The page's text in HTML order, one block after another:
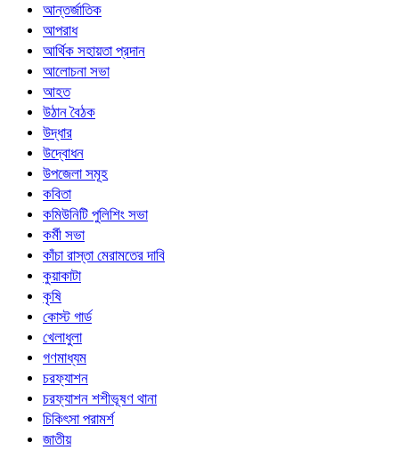
আন্তর্জাতিক
আপরাধ
আর্থিক সহায়তা প্রদান
আলোচনা সভা
আহত
উঠান বৈঠক
উদ্ধার
উদ্বোধন
উপজেলা সমূহ
কবিতা
কমিউনিটি পুলিশিং সভা
কর্মী সভা
কাঁচা রাস্তা মেরামতের দাবি
কুয়াকাটা
কৃষি
কোস্ট গার্ড
খেলাধুলা
গণমাধ্যম
চরফ্যাশন
চরফ্যাশন শশীভূষণ থানা
চিকিৎসা পরামর্শ
জাতীয়